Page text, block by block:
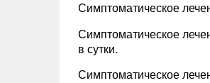
Симптоматическое
Симптоматическое
в сутки.
Симптоматическое